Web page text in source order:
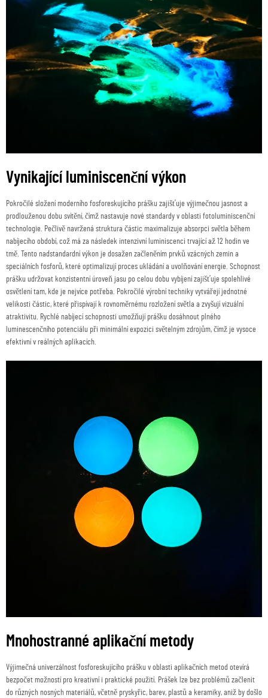
Vynikající luminiscenční výkon
Pokročilé složení moderního fosforeskujícího prášku zajišťuje výjimečnou jasnost a
prodlouženou dobu svítění, čímž nastavuje nové standardy v oblasti fotoluminiscenční
technologie. Pečlivě navržená struktura částic maximalizuje absorpci světla během
nabíjecího období, což má za následek intenzivní luminiscenci trvající až 12 hodin ve
tmě. Tento nadstandardní výkon je dosažen začleněním prvků vzácných zemin a
speciálních fosforů, které optimalizují proces ukládání a uvolňování energie. Schopnost
prášku udržovat konzistentní úroveň jasu po celou dobu vybíjení zajišťuje spolehlivé
osvětlení tam, kde je nejvíce potřeba. Pokročilé výrobní techniky vytvářejí jednotné
velikosti částic, které přispívají k rovnoměrnému rozložení světla a zvyšují vizuální
atraktivitu. Rychlé nabíjecí schopnosti umožňují prášku dosáhnout plného
luminescenčního potenciálu při minimální expozici světelným zdrojům, čímž je vysoce
efektivní v reálných aplikacích.
Mnohostranné aplikační metody
Výjimečná univerzálnost fosforeskujícího prášku v oblasti aplikačních metod otevírá
bezpočet možností pro kreativní i praktické použití. Prášek lze bez problémů začlenit
do různých nosných materiálů, včetně pryskyřic, barev, plastů a keramiky, aniž by došlo